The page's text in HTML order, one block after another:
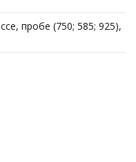
пробе (750; 585; 925),